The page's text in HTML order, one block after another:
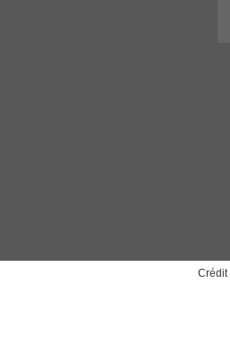
Crédit